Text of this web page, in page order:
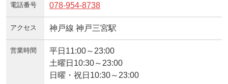
電話番号 078-954-8738
アクセス 神戸線 神戸三宮駅
営業時間
平日11:00～23:00
土曜日10:30～23:00
日曜・祝日10:30～23:00